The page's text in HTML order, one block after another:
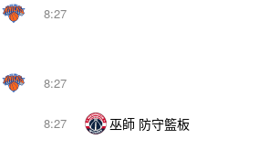
8:27 巫師 防守籃板
8:27
8:27